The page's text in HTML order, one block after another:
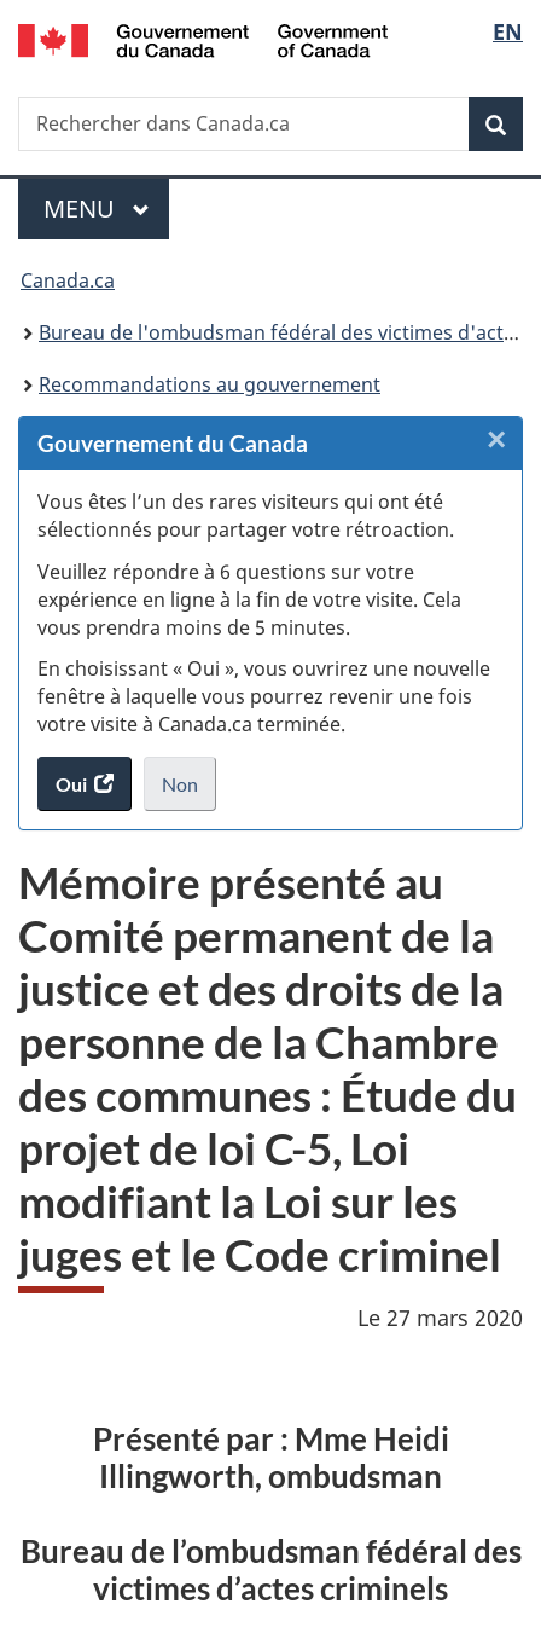
Passer
au
des
Passer
au
principal
Passer
à
Au
du
Passer
à
version
simplifiée
de
la
EN
Recherche
Rechercher
dans
Menu
MENU PRINCIPAL
Vous
êtes
ici :
Canada.ca
Bureau de l'ombudsman fédéral des victimes d'actes criminels
Recommandations au gouvernement
Gouvernement du Canada
Vous êtes l’un des rares visiteurs qui ont été
sélectionnés pour partager votre rétroaction.
Veuillez répondre à 6 questions sur votre
expérience en ligne à la fin de votre visite. Cela
vous prendra moins de 5 minutes.
En choisissant « Oui », vous ouvrirez une nouvelle
fenêtre à laquelle vous pourrez revenir une fois
votre visite à Canada.ca terminée.
Oui
accéder
au
Non
je
pas
au
sondage
du
site
web,
.
×
Mémoire présenté au
Comité permanent de la
justice et des droits de la
personne de la Chambre
des communes : Étude du
projet de loi C-5, Loi
modifiant la Loi sur les
juges et le Code criminel
Le 27 mars 2020
Présenté par : Mme Heidi
Illingworth, ombudsman
Bureau de l’ombudsman fédéral des
victimes d’actes criminels